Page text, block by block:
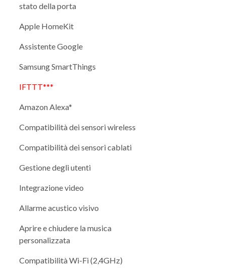
stato della porta
Apple HomeKit
Assistente Google
Samsung SmartThings
IFTTT***
Amazon Alexa*
Compatibilità dei sensori wireless
Compatibilità dei sensori cablati
Gestione degli utenti
Integrazione video
Allarme acustico visivo
Aprire e chiudere la musica
personalizzata
Compatibilità Wi-Fi (2,4GHz)